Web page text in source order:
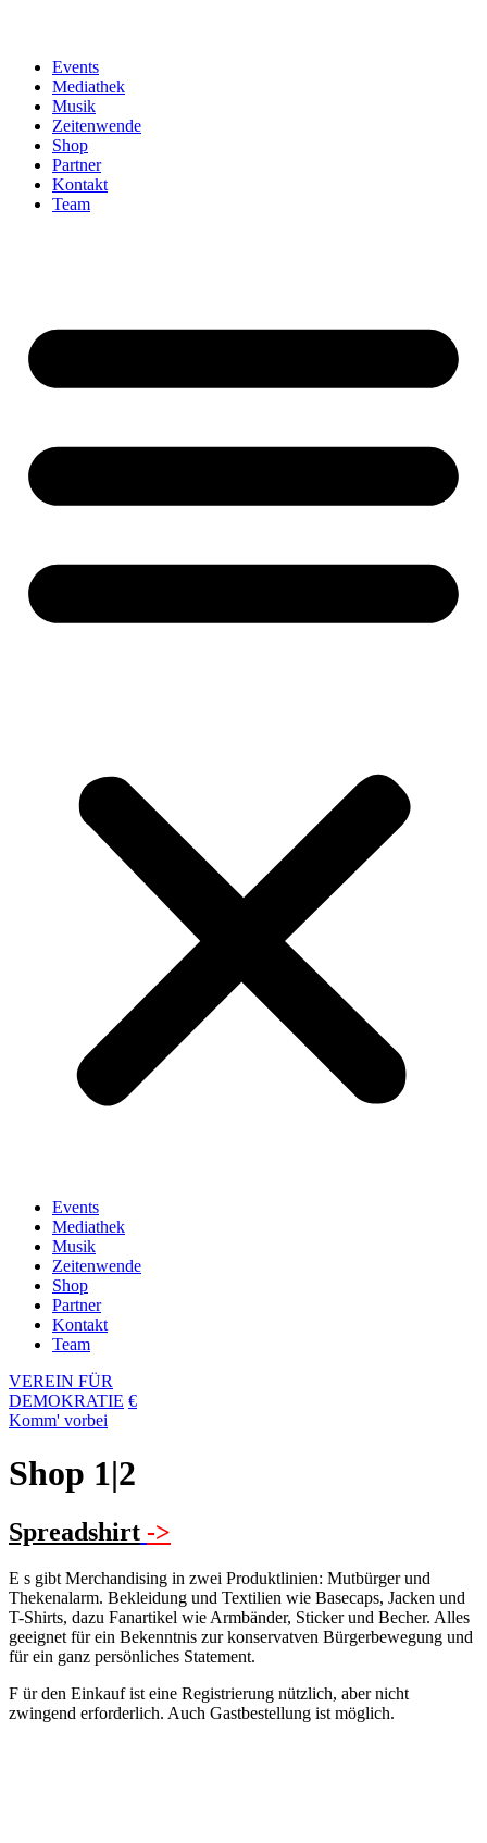
Events
Mediathek
Musik
Zeitenwende
Shop
Partner
Kontakt
Team
Events
Mediathek
Musik
Zeitenwende
Shop
Partner
Kontakt
Team
VEREIN FÜR
DEMOKRATIE €
Komm' vorbei
Shop 1|2
Spreadshirt ->
E s gibt Merchandising in zwei Produktlinien: Mutbürger und
Thekenalarm. Bekleidung und Textilien wie Basecaps, Jacken und
T-Shirts, dazu Fanartikel wie Armbänder, Sticker und Becher. Alles
geeignet für ein Bekenntnis zur konservatven Bürgerbewegung und
für ein ganz persönliches Statement.
F ür den Einkauf ist eine Registrierung nützlich, aber nicht
zwingend erforderlich. Auch Gastbestellung ist möglich.